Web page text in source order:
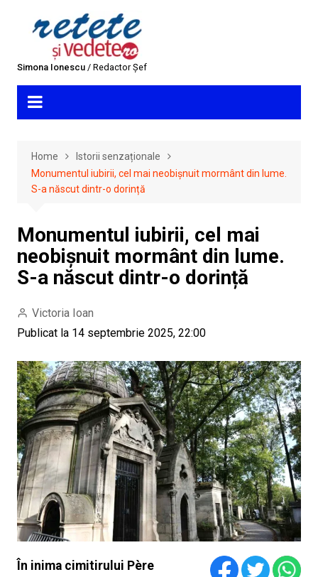
Simona Ionescu/ Redactor Șef
Home
Istorii senzaționale
Monumentul iubirii, cel mai neobișnuit mormânt din lume.
S-a născut dintr-o dorință
Monumentul iubirii, cel mai
neobișnuit mormânt din lume.
S-a născut dintr-o dorință
Victoria Ioan
Publicat la 14 septembrie 2025, 22:00
În inima cimitirului Père